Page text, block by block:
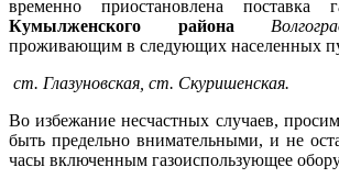
временно приостановлена поставка
Кумылженского района
проживающим в следующих населенных
ст. Глазуновская, ст. Скуришенская.
Во избежание несчастных случаев, просим
быть предельно внимательными, и не
часы включенным газоиспользующее